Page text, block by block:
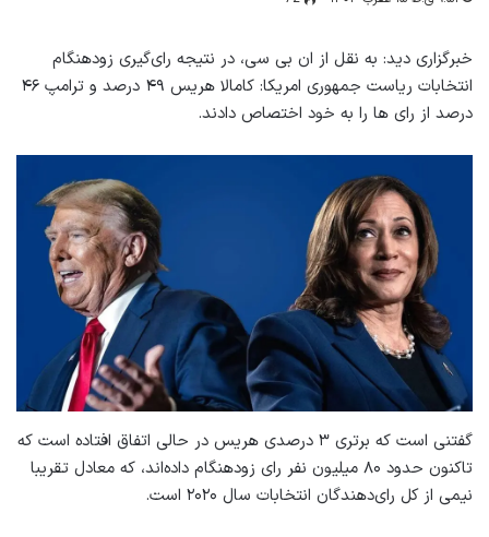
خبرگزاری دید: به نقل از ان بی سی، در نتیجه رای‌گیری زودهنگام
انتخابات ریاست جمهوری امریکا: کامالا هریس ۴۹ درصد و ترامپ ۴۶
درصد از رای ها را به خود اختصاص دادند.
گفتنی است که برتری ۳ درصدی هریس در حالی اتفاق افتاده است که
تاکنون حدود ۸۰ میلیون نفر رای زودهنگام داده‌اند، که معادل تقریبا
نیمی از کل رای‌دهندگان انتخابات سال ۲۰۲۰ است.